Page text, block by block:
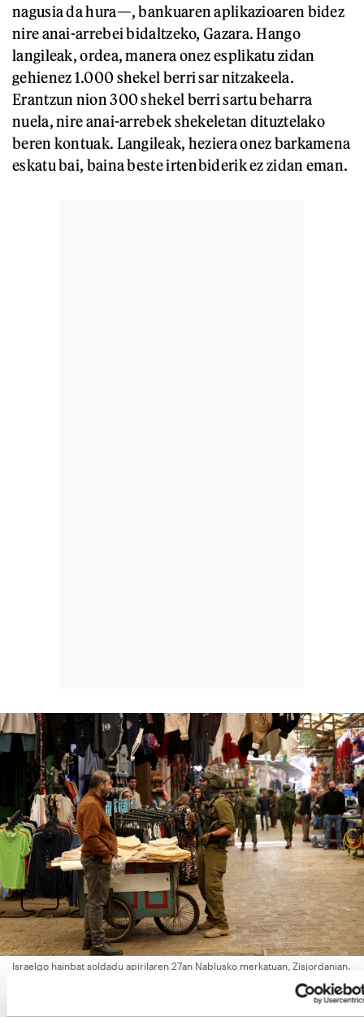
nagusia da hura—, bankuaren aplikazioaren bidez
nire anai-arrebei bidaltzeko, Gazara. Hango
langileak, ordea, manera onez esplikatu zidan
gehienez 1.000 shekel berri sar nitzakeela.
Erantzun nion 300 shekel berri sartu beharra
nuela, nire anai-arrebek shekeletan dituztelako
beren kontuak. Langileak, heziera onez barkamena
eskatu bai, baina beste irtenbiderik ez zidan eman.
Israelgo hainbat soldadu apirilaren 27an Nablusko merkatuan, Zisjordanian.